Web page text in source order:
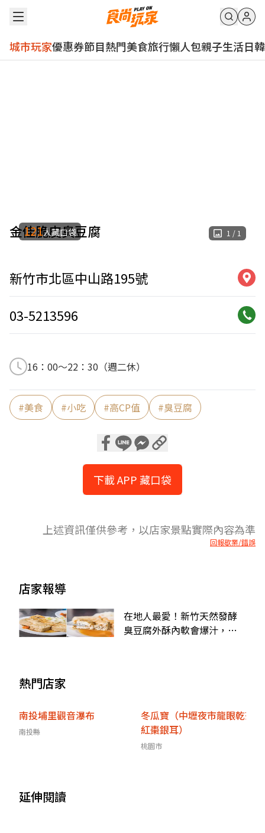
城市玩家優惠券節目熱門美食旅行懶人包親子生活日韓
金佳脆皮臭豆腐 1 / 1
121人藏口袋
新竹市北區中山路195號
03-5213596
16：00〜22：30（週二休）
#美食 #小吃 #高CP值 #臭豆腐
下載 APP 藏口袋
上述資訊僅供參考，以店家景點實際內容為準
回報歇業/錯誤
店家報導
在地人最愛！新竹天然發酵
臭豆腐外酥內軟會爆汁，再
熱門店家
南投埔里觀音瀑布
南投縣
冬瓜寶（中壢夜市龍眼乾茶
紅棗銀耳）
桃園市
延伸閱讀